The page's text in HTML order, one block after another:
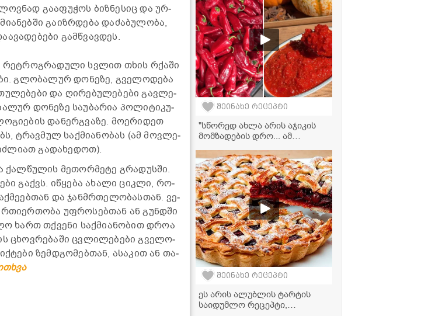
გა­ა­ფუ­ჭოს ბიზ­ნე­სიც და ურ­
გა­იზ­რდე­ბა და­ძა­ბუ­ლო­ბა,
გამ­წვავ­დეს.
რეტ­როგ­რა­დუ­ლი სვლით თხის რქა­ში
გლო­ბა­ლურ დო­ნე­ზე, გვე­ლო­დე­ბა
და ღი­რე­ბუ­ლე­ბე­ბი გავ­ლე­
დო­ნე­ზე სა­უ­ბა­რია პო­ლი­ტი­კუ­
და­ნერგვა­ზე. მო­ე­რი­დეთ
ტრავ­მულ საქ­მი­ა­ნო­ბას (ამ მოვ­ლე­
გა­და­ხე­დოთ).
ქალ­წუ­ლის მე­თორ­მე­ტე გრა­დუს­ში.
გაქვს. იწყე­ბა ახა­ლი ციკ­ლი, რო­
და ჯან­მრთე­ლო­ბას­თან. ვე­
უფ­რო­სებ­თან ან გუნდში
ხართ თქვე­ნი საქ­მი­ა­ნო­ბით დროა
ცხოვ­რე­ბა­ში ცვლი­ლე­ბე­ბი გვე­ლო­
ზემ­დგო­მებ­თან, ასა­კით ან თა­
შეინახე რეცეპტი
"სწორედ ახლა არის აჯიკის
მომზადების დრო... ამ
ხასხასა და გემრიელი" - აჯიკა
ჭარხლით
შეინახე რეცეპტი
ეს არის ალუბლის ტარტის
საიდუმლო რეცეპტი,